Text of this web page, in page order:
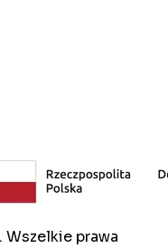
Wszelkie prawa